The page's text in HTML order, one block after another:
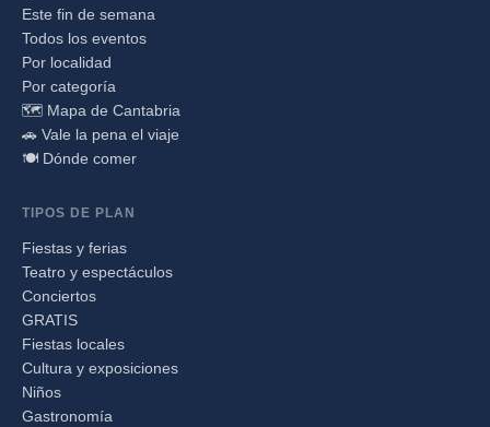
Este fin de semana
Todos los eventos
Por localidad
Por categoría
🗺️ Mapa de Cantabria
🚗 Vale la pena el viaje
🍽️ Dónde comer
TIPOS DE PLAN
Fiestas y ferias
Teatro y espectáculos
Conciertos
GRATIS
Fiestas locales
Cultura y exposiciones
Niños
Gastronomía